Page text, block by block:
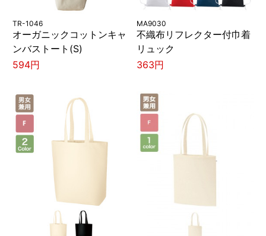
TR-1046
オーガニックコットンキャ
ンバストート(S)
594円
MA9030
不織布リフレクター付巾着
リュック
363円